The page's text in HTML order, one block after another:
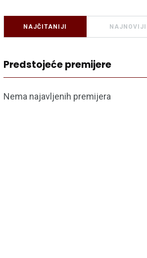
NAJČITANIJI NAJNOVIJI
Predstojeće premijere
Nema najavljenih premijera